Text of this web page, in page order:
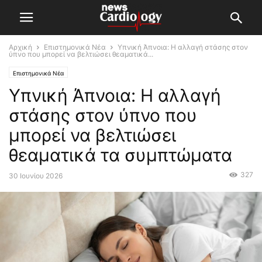
Αρχική Επιστημονικά Νέα
Υπνική Άπνοια: Η αλλαγή στάσης στον
ύπνο που μπορεί να βελτιώσει θεαματικά...
Επιστημονικά Νέα
Υπνική Άπνοια: Η αλλαγή
στάσης στον ύπνο που
μπορεί να βελτιώσει
θεαματικά τα συμπτώματα
30 Ιουνίου 2026 327